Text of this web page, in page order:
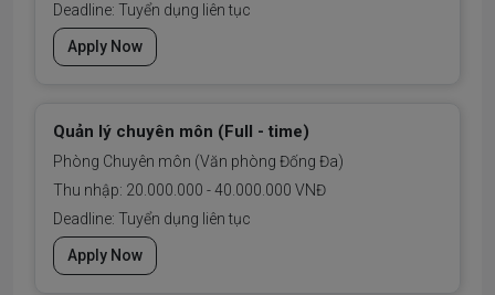
Deadline: Tuyển dụng liên tục
Apply Now
Quản lý chuyên môn (Full - time)
Phòng Chuyên môn (Văn phòng Đống Đa)
Thu nhập: 20.000.000 - 40.000.000 VNĐ
Deadline: Tuyển dụng liên tục
Apply Now